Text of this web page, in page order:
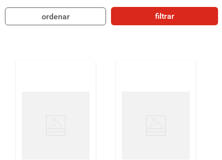
ordenar filtrar
macarrão